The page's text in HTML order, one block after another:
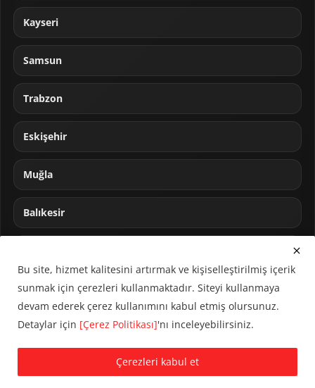
Kayseri
Samsun
Trabzon
Eskişehir
Muğla
Balıkesir
© 2024 CUMHA (Cumhur Haber Ajansı) Tüm hakları saklıdır.
KVKK Aydınlatma Metni
Çerez Politikası
Bu site, hizmet kalitesini artırmak ve kişiselleştirilmiş içerik
sunmak için çerezleri kullanmaktadır. Siteyi kullanmaya
devam ederek çerez kullanımını kabul etmiş olursunuz.
Detaylar için [Çerez Politikası]'nı inceleyebilirsiniz.
Çerezleri kabul et